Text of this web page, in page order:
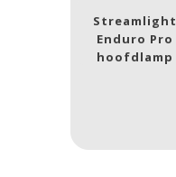
Streamlight
Enduro Pro
hoofdlamp